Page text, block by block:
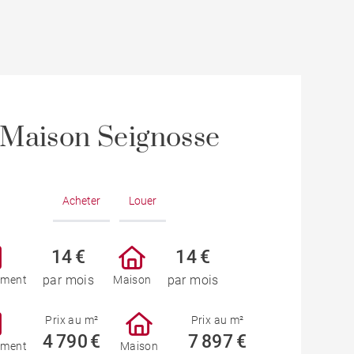
Maison Seignosse
Acheter Louer
14 €
par mois Maison
14 €
par mois
Prix au m²
4 790 € Maison
Prix au m²
7 897 €